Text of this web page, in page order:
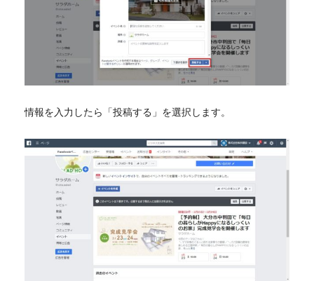
情報を入力したら「投稿する」を選択します。